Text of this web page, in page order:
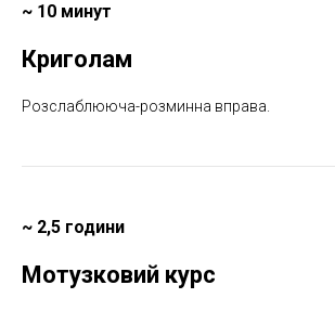
~ 10 минут
Криголам
Розслаблююча-розминна вправа.
~ 2,5 години
Мотузковий курс